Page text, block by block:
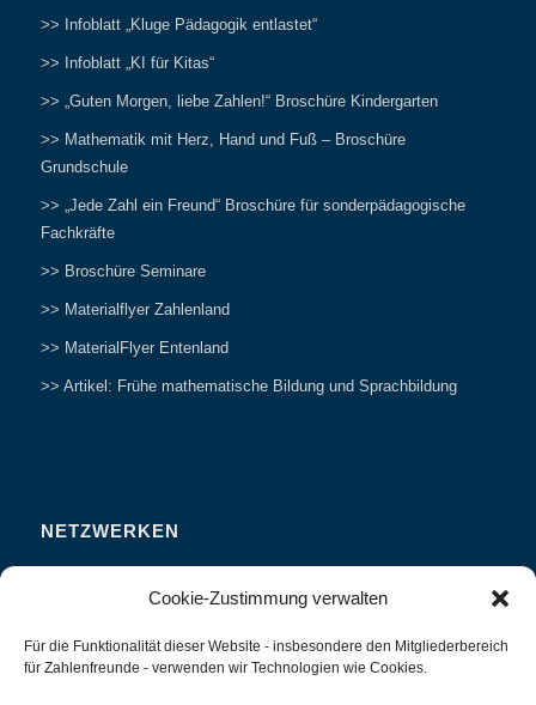
Cookie-Zustimmung verwalten
Für die Funktionalität dieser Website - insbesondere den Mitgliederbereich
für Zahlenfreunde - verwenden wir Technologien wie Cookies.
>> Infoblatt „Kluge Pädagogik entlastet“
>> Infoblatt „KI für Kitas“
>> „Guten Morgen, liebe Zahlen!“ Broschüre Kindergarten
>> Mathematik mit Herz, Hand und Fuß – Broschüre
Grundschule
>> „Jede Zahl ein Freund“ Broschüre für sonderpädagogische
Fachkräfte
>> Broschüre Seminare
>> Materialflyer Zahlenland
>> MaterialFlyer Entenland
>> Artikel: Frühe mathematische Bildung und Sprachbildung
NETZWERKEN
Studieren